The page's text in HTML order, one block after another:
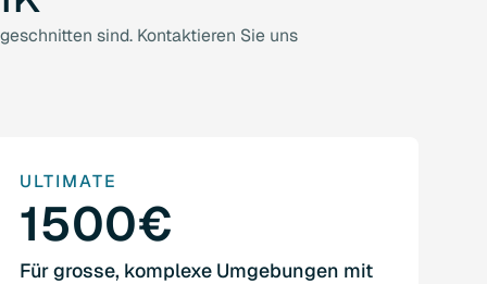
sind. Kontaktieren Sie uns
ULTIMATE
1500€
Für grosse, komplexe Umgebungen mit